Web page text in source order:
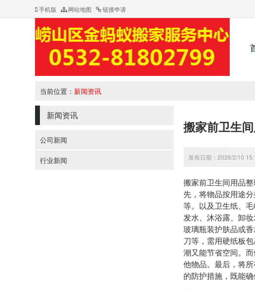
手机版 网站地图 链接申请
当前位置： 新闻资讯
新闻资讯
公司新闻
行业新闻
搬家前卫生
发布日期：2026/2/10
搬家前卫生间用品
先，将物品按用途
等。以及卫生纸、
发水、沐浴露、卸
玻璃瓶装护肤品或
刀等，需用硬纸板
潮又能节省空间。
他物品。最后，将
的防护措施，既能